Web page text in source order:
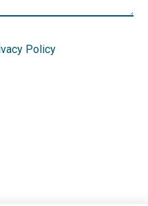
Policy